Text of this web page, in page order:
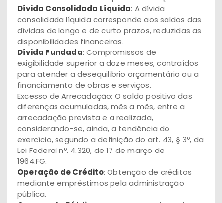
Dívida Consolidada Líquida: A dívida
consolidada líquida corresponde aos saldos das
dívidas de longo e de curto prazos, reduzidas as
disponibilidades financeiras.
Dívida Fundada: Compromissos de
exigibilidade superior a doze meses, contraídos
para atender a desequilíbrio orçamentário ou a
financiamento de obras e serviços.
Excesso de Arrecadação: O saldo positivo das
diferenças acumuladas, mês a mês, entre a
arrecadação prevista e a realizada,
considerando-se, ainda, a tendência do
exercício, segundo a definição do art. 43, § 3º, da
Lei Federal nº. 4.320, de 17 de março de
1964.FG.
Operação de Crédito: Obtenção de créditos
mediante empréstimos pela administração
pública.